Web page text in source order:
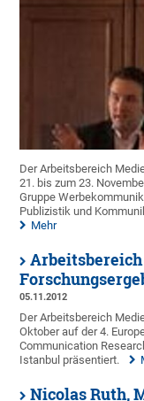
Der Arbeitsbereich
21. bis zum 23.
Gruppe
Publizistik und
Mehr
05.11.2012
Der Arbeitsbereich
Oktober auf der 4.
Communication
Istanbul präsentiert.
Nicolas Ruth,